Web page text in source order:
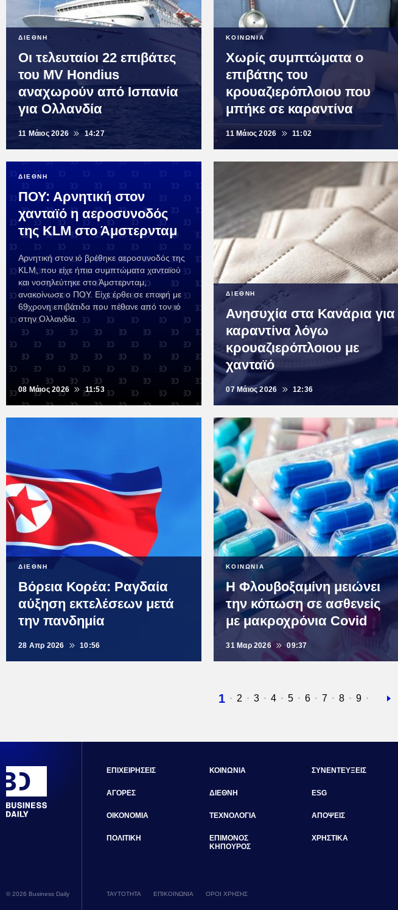
ΔΙΕΘΝΗ
Οι τελευταίοι 22 επιβάτες
του MV Hondius
αναχωρούν από Ισπανία
για Ολλανδία
11 Μάιος 2026 14:27
ΚΟΙΝΩΝΙΑ
Χωρίς συμπτώματα ο
επιβάτης του
κρουαζιερόπλοιου που
μπήκε σε καραντίνα
11 Μάιος 2026 11:02
ΔΙΕΘΝΗ
ΠΟΥ: Αρνητική στον
χανταϊό η αεροσυνοδός
της KLM στο Άμστερνταμ
Αρνητική στον ιό βρέθηκε αεροσυνοδός της
KLM, που είχε ήπια συμπτώματα χανταϊού
και νοσηλεύτηκε στο Άμστερνταμ,
ανακοίνωσε ο ΠΟΥ. Είχε έρθει σε επαφή με
69χρονη επιβάτιδα που πέθανε από τον ιό
στην Ολλανδία.
08 Μάιος 2026 11:53
ΔΙΕΘΝΗ
Ανησυχία στα Κανάρια για
καραντίνα λόγω
κρουαζιερόπλοιου με
χανταϊό
07 Μάιος 2026 12:36
ΔΙΕΘΝΗ
Βόρεια Κορέα: Ραγδαία
αύξηση εκτελέσεων μετά
την πανδημία
28 Απρ 2026 10:56
ΚΟΙΝΩΝΙΑ
Η Φλουβοξαμίνη μειώνει
την κόπωση σε ασθενείς
με μακροχρόνια Covid
31 Μαρ 2026 09:37
Τρέχουσα
1 Σελίδα
2 Σελίδα
3 Σελίδα
4 Σελίδα
5 Σελίδα
6 Σελίδα
7 Σελίδα
8 Σελίδα
9
Next
ΕΠΙΧΕΙΡΗΣΕΙΣ
ΑΓΟΡΕΣ
ΟΙΚΟΝΟΜΙΑ
ΠΟΛΙΤΙΚΗ
ΚΟΙΝΩΝΙΑ
ΔΙΕΘΝΗ
ΤΕΧΝΟΛΟΓΙΑ
ΕΠΙΜΟΝΟΣ
ΚΗΠΟΥΡΟΣ
ΣΥΝΕΝΤΕΥΞΕΙΣ
ESG
ΑΠΟΨΕΙΣ
ΧΡΗΣΤΙΚΑ
ΤΑΥΤΟΤΗΤΑ ΕΠΙΚΟΙΝΩΝΙΑ ΟΡΟΙ ΧΡΗΣΗΣ
© 2026 Business Daily